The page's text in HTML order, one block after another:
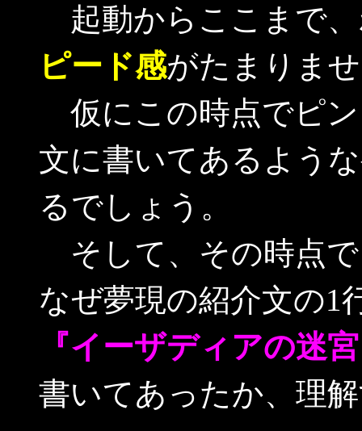
起動からここまで
ピード感がたまりま
仮にこの時点でピ
文に書いてあるよう
るでしょう。
そして、その時点
なぜ夢現の紹介文の1
『イーザディアの迷
書いてあったか、理